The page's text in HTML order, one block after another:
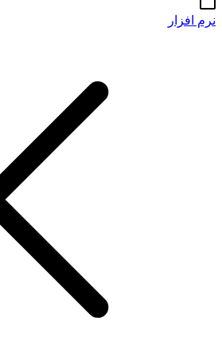
نرم افزار